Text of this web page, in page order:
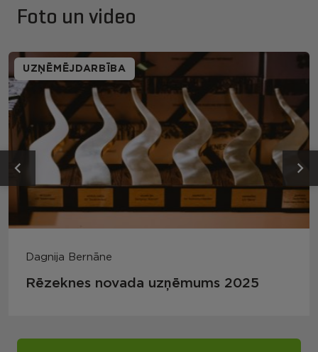
Foto un video
UZŅĒMĒJDARBĪBA
Dagnija Bernāne
Rēzeknes novada uzņēmums 2025